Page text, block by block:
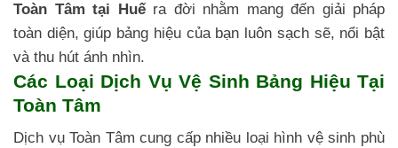
Toàn Tâm tại Huếra đời nhằm mang đến giải pháp
toàn diện, giúp bảng hiệu của bạn luôn sạch sẽ, nổi bật
và thu hút ánh nhìn.
Các Loại Dịch Vụ Vệ Sinh Bảng Hiệu Tại
Toàn Tâm
Dịch vụ Toàn Tâm cung cấp nhiều loại hình vệ sinh phù